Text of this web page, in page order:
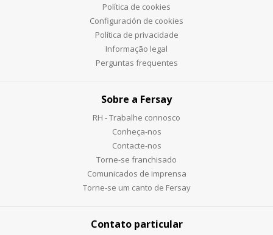
Política de cookies
Configuración de cookies
Política de privacidade
Informação legal
Perguntas frequentes
Sobre a Fersay
RH - Trabalhe connosco
Conheça-nos
Contacte-nos
Torne-se franchisado
Comunicados de imprensa
Torne-se um canto de Fersay
Contato particular